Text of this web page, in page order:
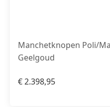
Manchetknopen Poli/
Geelgoud
€2.398,95